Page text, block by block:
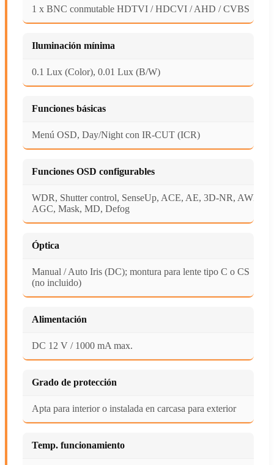
1 x BNC conmutable HDTVI / HDCVI / AHD / CVBS
Iluminación mínima
0.1 Lux (Color), 0.01 Lux (B/W)
Funciones básicas
Menú OSD, Day/Night con IR-CUT (ICR)
Funciones OSD configurables
WDR, Shutter control, SenseUp, ACE, AE, 3D-NR, AWB,
AGC, Mask, MD, Defog
Óptica
Manual / Auto Iris (DC); montura para lente tipo C o CS
(no incluido)
Alimentación
DC 12 V / 1000 mA max.
Grado de protección
Apta para interior o instalada en carcasa para exterior
Temp. funcionamiento